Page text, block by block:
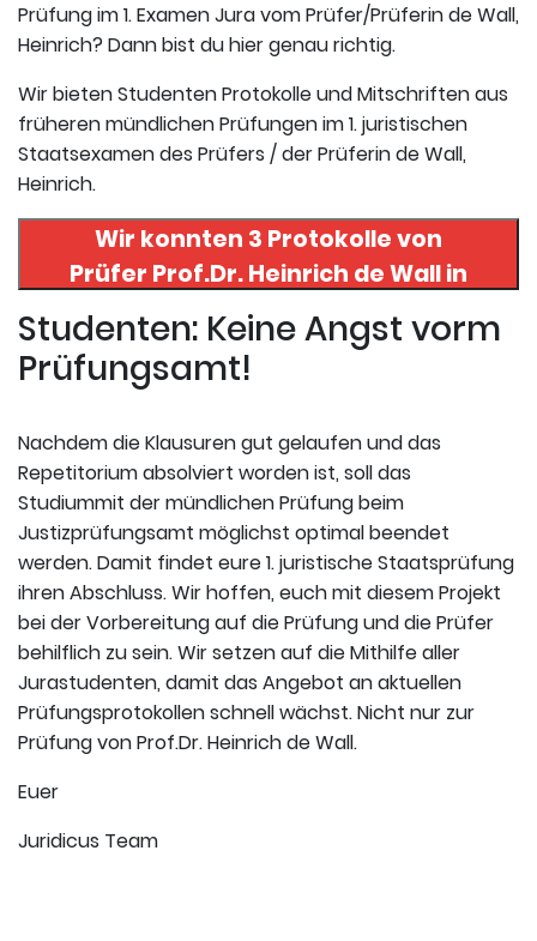
Prüfung im 1. Examen Jura vom Prüfer/Prüferin de Wall,
Heinrich? Dann bist du hier genau richtig.
Wir bieten Studenten Protokolle und Mitschriften aus
früheren mündlichen Prüfungen im 1. juristischen
Staatsexamen des Prüfers / der Prüferin de Wall,
Heinrich.
Wir konnten 3 Protokolle von
Prüfer Prof.Dr. Heinrich de Wallin
uneserer Datenbank finden. Hier
registrieren und die Protokolle
abrufen.
Studenten: Keine Angst vorm
Prüfungsamt!
Nachdem die Klausuren gut gelaufen und das
Repetitorium absolviert worden ist, soll das
Studiummit der mündlichen Prüfung beim
Justizprüfungsamt möglichst optimal beendet
werden. Damit findet eure 1. juristische Staatsprüfung
ihren Abschluss. Wir hoffen, euch mit diesem Projekt
bei der Vorbereitung auf die Prüfung und die Prüfer
behilflich zu sein. Wir setzen auf die Mithilfe aller
Jurastudenten, damit das Angebot an aktuellen
Prüfungsprotokollen schnell wächst. Nicht nur zur
Prüfung von Prof.Dr. Heinrich de Wall.
Euer
Juridicus Team